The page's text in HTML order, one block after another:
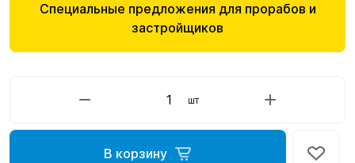
Специальные предложения для прорабов и
застройщиков
шт
В корзину